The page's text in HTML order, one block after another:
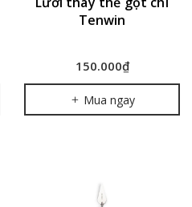
Tenwin
150.000₫
Mua ngay